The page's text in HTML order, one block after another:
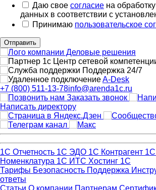
Даю свое согласие на
данных в соответствии с
Принимаю пользовательское
Отправить
Поддержка 24/7
A-Desk
+7 (800) 511-13-78info@arenda1c.ru
Заказать звонок
Написать директору
1С Отчетность 1С ЭДО 1С Контрагент
Номенклатура 1С ИТС Хостинг 1С
Тарифы Безопасность Поддержка
ответы
Статьи О компании Партнерам